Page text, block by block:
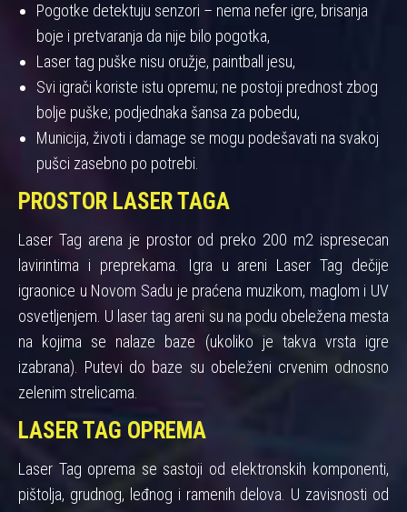
Pogotke detektuju senzori – nema nefer igre, brisanja
boje i pretvaranja da nije bilo pogotka,
Laser tag puške nisu oružje, paintball jesu,
Svi igrači koriste istu opremu; ne postoji prednost zbog
bolje puške; podjednaka šansa za pobedu,
Municija, životi i damage se mogu podešavati na svakoj
pušci zasebno po potrebi.
PROSTOR LASER TAGA
Laser Tag arena je prostor od preko 200 m2 ispresecan
lavirintima i preprekama. Igra u areni Laser Tag dečije
igraonice u Novom Sadu je praćena muzikom, maglom i UV
osvetljenjem. U laser tag areni su na podu obeležena mesta
na kojima se nalaze baze (ukoliko je takva vrsta igre
izabrana). Putevi do baze su obeleženi crvenim odnosno
zelenim strelicama.
LASER TAG OPREMA
Laser Tag oprema se sastoji od elektronskih komponenti,
pištolja, grudnog, leđnog i ramenih delova. U zavisnosti od